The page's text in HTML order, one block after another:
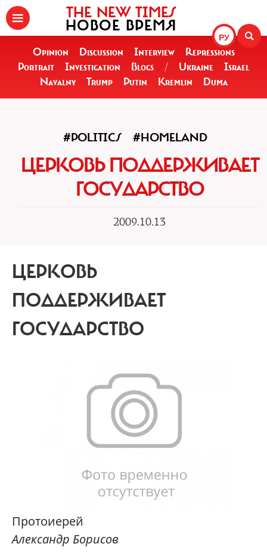
РУ
THE NEW TIMES
НОВОЕ ВРЕМЯ
Opinion Discussion Interview
Repressions
Portrait
Investigation Blogs / Ukraine
Israel
Navalny
Trump Putin Kremlin Duma
#POLITICS #HOMELAND
ЦЕРКОВЬ ПОДДЕРЖИВАЕТ
ГОСУДАРСТВО
2009.10.13
ЦЕРКОВЬ
ПОДДЕРЖИВАЕТ
ГОСУДАРСТВО
Протоиерей
Александр Борисов